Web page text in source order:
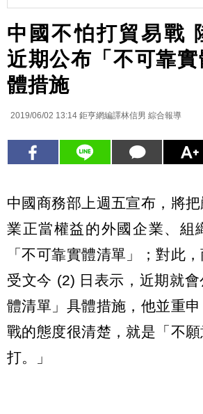
中國不怕打貿易戰
近期公布「不可靠
體措施
2019/06/02 13:14 鉅亨網編譯林信男 綜合報導
中國商務部上週五宣布，將
業正當權益的外國企業、組
「不可靠實體清單」；對此
受文今 (2) 日表示，近期就
體清單」具體措施，他並重
戰的態度很清楚，就是「不
打。」